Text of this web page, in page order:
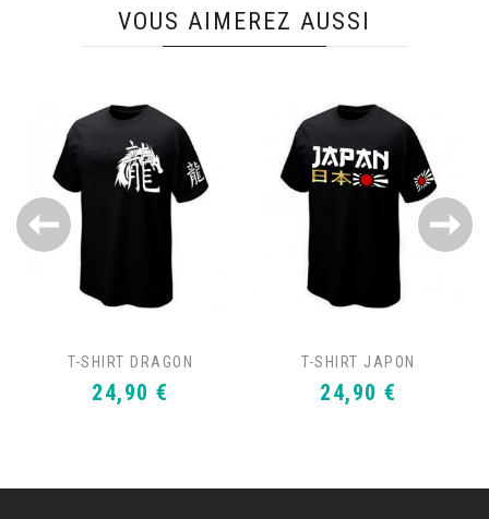
VOUS AIMEREZ AUSSI
T-SHIRT DRAGON
Prix
24,90 €
T-SHIRT JAPON
Prix
24,90 €